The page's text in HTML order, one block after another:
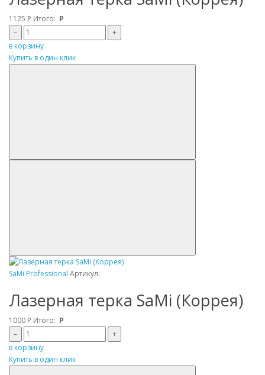
1125 Р Итого: Р
–
+
в корзину
Купить в один клик
SaMi Professional Артикул:
Лазерная терка SaMi (Коррея)
1000 Р Итого: Р
–
+
в корзину
Купить в один клик